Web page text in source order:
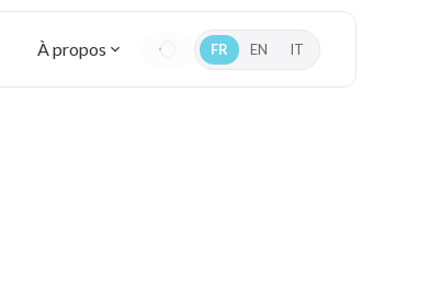
À propos FR EN IT